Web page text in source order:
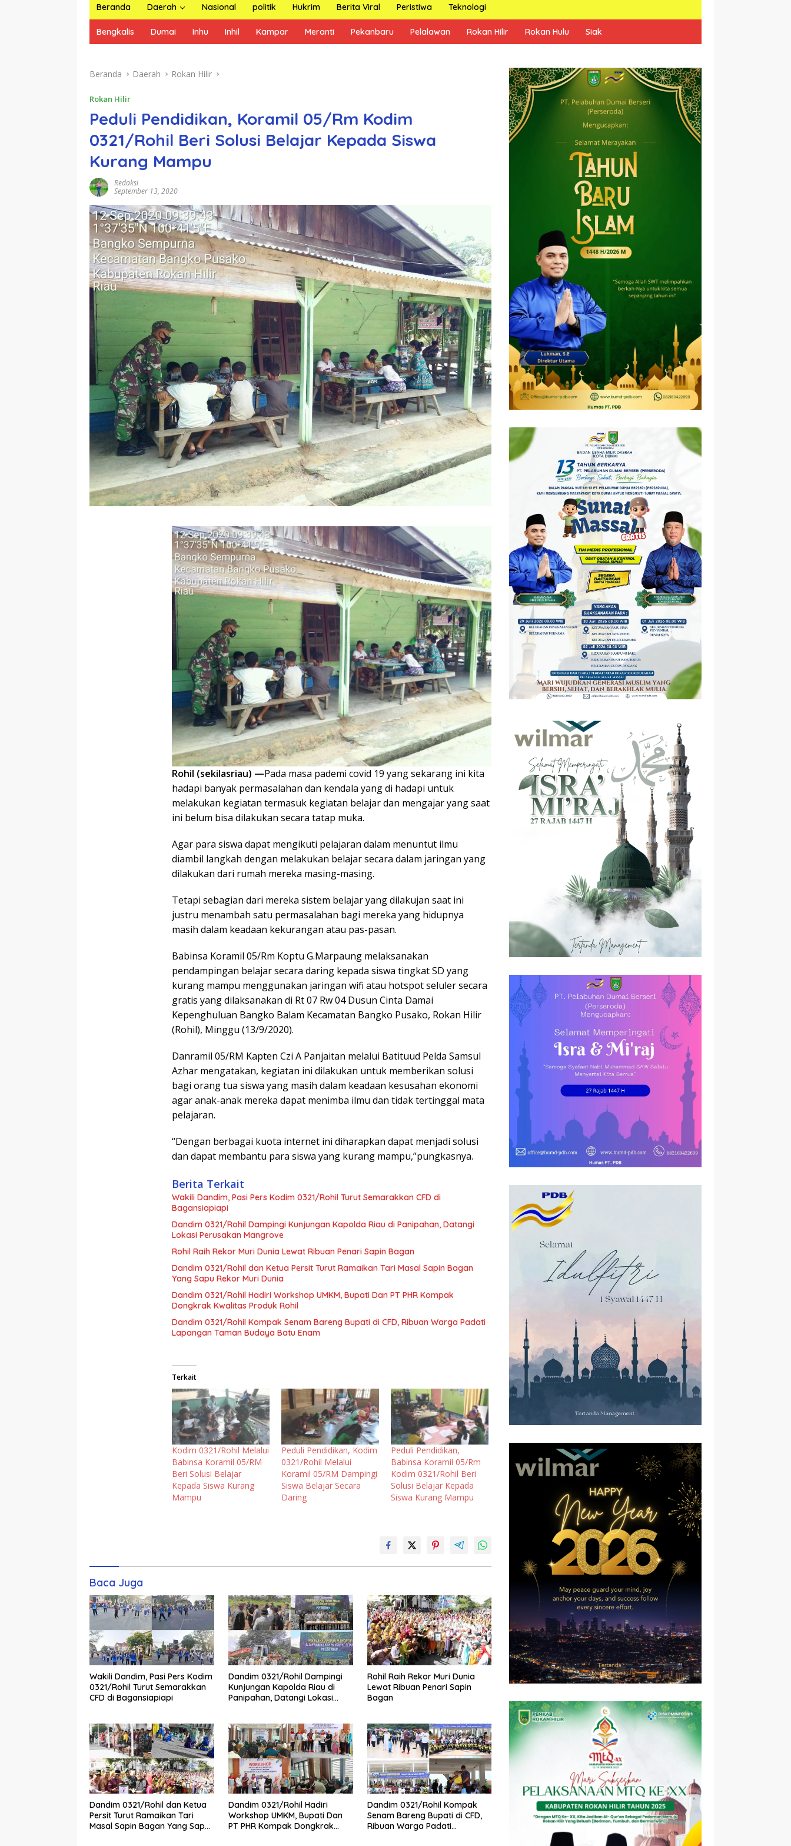
Beranda Daerah Nasional politik Hukrim Berita Viral Peristiwa Teknologi
Bengkalis Dumai Inhu Inhil Kampar Meranti Pekanbaru Pelalawan Rokan Hilir Rokan Hulu Siak
Beranda Daerah Rokan Hilir
Rokan Hilir
Peduli Pendidikan, Koramil 05/Rm Kodim
0321/Rohil Beri Solusi Belajar Kepada Siswa
Kurang Mampu
Redaksi
September 13, 2020
Rohil (sekilasriau) —Pada masa pademi covid 19 yang sekarang ini kita
hadapi banyak permasalahan dan kendala yang di hadapi untuk
melakukan kegiatan termasuk kegiatan belajar dan mengajar yang saat
ini belum bisa dilakukan secara tatap muka.
Agar para siswa dapat mengikuti pelajaran dalam menuntut ilmu
diambil langkah dengan melakukan belajar secara dalam jaringan yang
dilakukan dari rumah mereka masing-masing.
Tetapi sebagian dari mereka sistem belajar yang dilakujan saat ini
justru menambah satu permasalahan bagi mereka yang hidupnya
masih dalam keadaan kekurangan atau pas-pasan.
Babinsa Koramil 05/Rm Koptu G.Marpaung melaksanakan
pendampingan belajar secara daring kepada siswa tingkat SD yang
kurang mampu menggunakan jaringan wifi atau hotspot seluler secara
gratis yang dilaksanakan di Rt 07 Rw 04 Dusun Cinta Damai
Kepenghuluan Bangko Balam Kecamatan Bangko Pusako, Rokan Hilir
(Rohil), Minggu (13/9/2020).
Danramil 05/RM Kapten Czi A Panjaitan melalui Batituud Pelda Samsul
Azhar mengatakan, kegiatan ini dilakukan untuk memberikan solusi
bagi orang tua siswa yang masih dalam keadaan kesusahan ekonomi
agar anak-anak mereka dapat menimba ilmu dan tidak tertinggal mata
pelajaran.
“Dengan berbagai kuota internet ini diharapkan dapat menjadi solusi
dan dapat membantu para siswa yang kurang mampu,”pungkasnya.
Berita Terkait
Wakili Dandim, Pasi Pers Kodim 0321/Rohil Turut Semarakkan CFD di
Bagansiapiapi
Dandim 0321/Rohil Dampingi Kunjungan Kapolda Riau di Panipahan, Datangi
Lokasi Perusakan Mangrove
Rohil Raih Rekor Muri Dunia Lewat Ribuan Penari Sapin Bagan
Dandim 0321/Rohil dan Ketua Persit Turut Ramaikan Tari Masal Sapin Bagan
Yang Sapu Rekor Muri Dunia
Dandim 0321/Rohil Hadiri Workshop UMKM, Bupati Dan PT PHR Kompak
Dongkrak Kwalitas Produk Rohil
Dandim 0321/Rohil Kompak Senam Bareng Bupati di CFD, Ribuan Warga Padati
Lapangan Taman Budaya Batu Enam
Terkait
Kodim 0321/Rohil Melalui
Babinsa Koramil 05/RM
Beri Solusi Belajar
Kepada Siswa Kurang
Mampu
Peduli Pendidikan, Kodim
0321/Rohil Melalui
Koramil 05/RM Dampingi
Siswa Belajar Secara
Daring
Peduli Pendidikan,
Babinsa Koramil 05/Rm
Kodim 0321/Rohil Beri
Solusi Belajar Kepada
Siswa Kurang Mampu
Komentar
Baca Juga
Wakili Dandim, Pasi Pers Kodim
0321/Rohil Turut Semarakkan
CFD di Bagansiapiapi
Dandim 0321/Rohil Dampingi
Kunjungan Kapolda Riau di
Panipahan, Datangi Lokasi
Rohil Raih Rekor Muri Dunia
Lewat Ribuan Penari Sapin
Bagan
Dandim 0321/Rohil dan Ketua
Persit Turut Ramaikan Tari
Masal Sapin Bagan Yang Sapu
Dandim 0321/Rohil Hadiri
Workshop UMKM, Bupati Dan
PT PHR Kompak Dongkrak
Dandim 0321/Rohil Kompak
Senam Bareng Bupati di CFD,
Ribuan Warga Padati